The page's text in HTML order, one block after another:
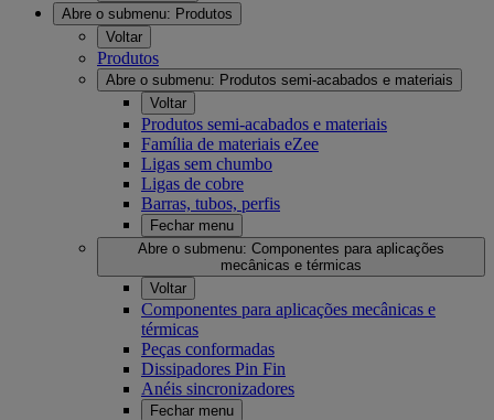
Abre o submenu: Produtos
Voltar
Produtos
Abre o submenu: Produtos semi-acabados e materiais
Voltar
Produtos semi-acabados e materiais
Família de materiais eZee
Ligas sem chumbo
Ligas de cobre
Barras, tubos, perfis
Fechar menu
Abre o submenu: Componentes para aplicações
mecânicas e térmicas
Voltar
Componentes para aplicações mecânicas e
térmicas
Peças conformadas
Dissipadores Pin Fin
Anéis sincronizadores
Fechar menu